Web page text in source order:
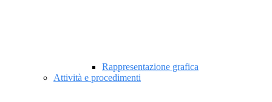
Rappresentazione grafica
Attività e procedimenti